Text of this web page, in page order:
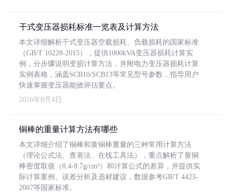
干式变压器损耗标准一览表及计算方法
本文详细解析干式变压器空载损耗、负载损耗的国家标准
（GB/T 10228-2015），提供1000kVA变压器损耗计算实
例，分步骤说明变损计算方法，并附电力变压器损耗计算
实例表格，涵盖SCB10/SCB13等常见型号参数，指导用户
快速掌握变压器能效评估要点。
2026年8月4日
铜棒的重量计算方法有哪些
本文详细介绍了铜棒和黄铜棒重量的三种常用计算方法
（理论公式法、查表法、在线工具法），重点解析了黄铜
棒密度取值（8.4-8.7g/cm³）和计算公式的差异，并提供实
际计算案例、误差分析及选材建议，数据参考GB/T 4423-
2007等国家标准。